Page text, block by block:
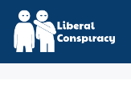
Skip
content